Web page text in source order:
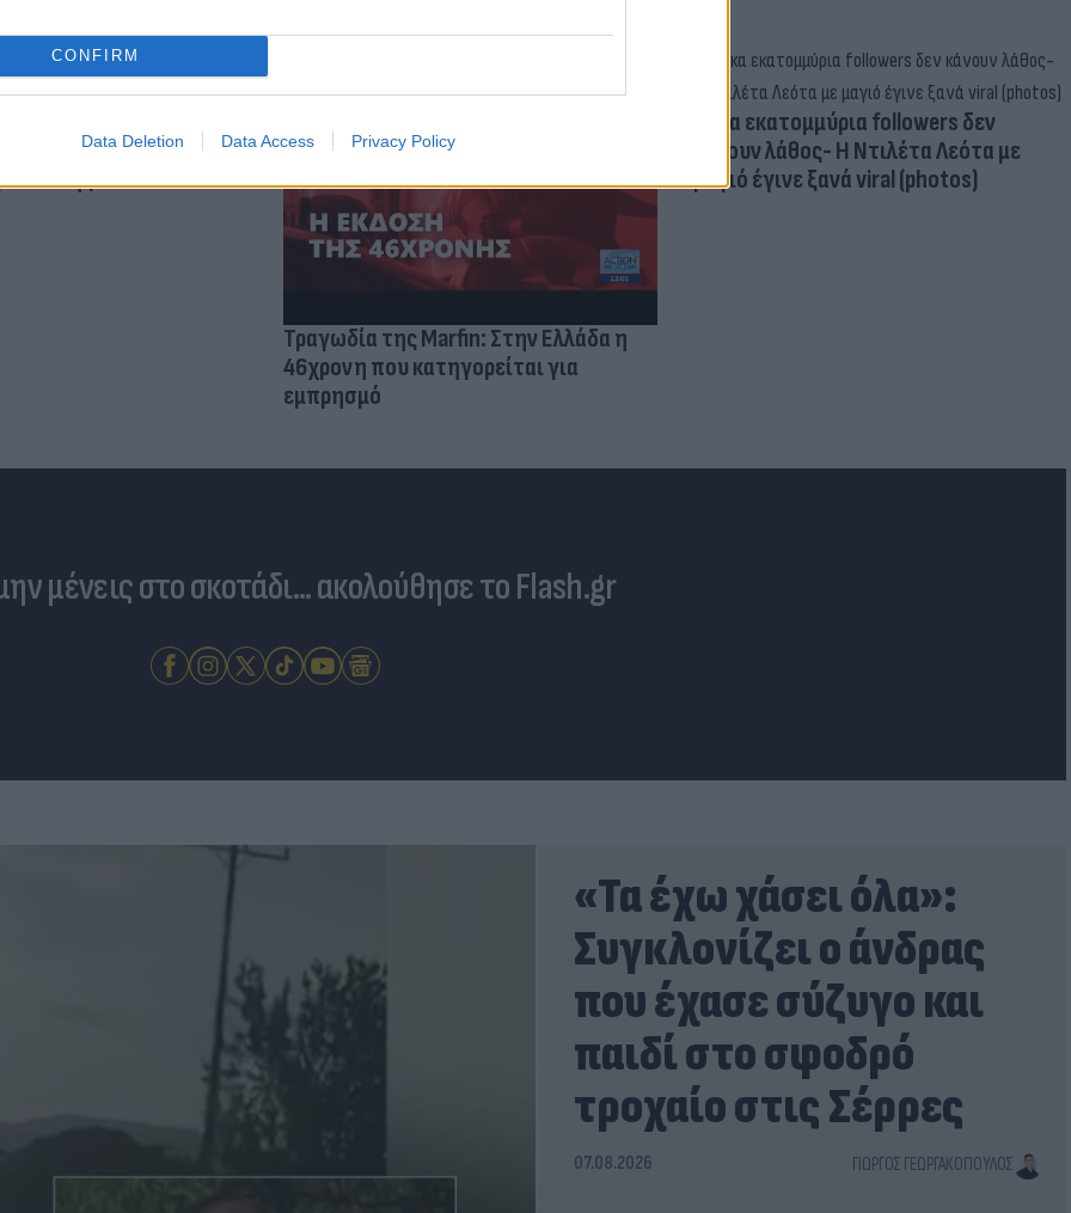
CONFIRM
Data Deletion Data Access Privacy Policy
κίνδυνος σοβαρής
κάκωσης
Τραγωδία της Marfin: Στην Ελλάδα η
46χρονη που κατηγορείται για
εμπρησμό
Δέκα εκατομμύρια followers δεν
κάνουν λάθος- Η Ντιλέτα Λεότα με
μαγιό έγινε ξανά viral (photos)
μένεις στο σκοτάδι... ακολούθησε το Flash.gr
«Τα έχω χάσει όλα»:
Συγκλονίζει ο άνδρας
που έχασε σύζυγο και
παιδί στο σφοδρό
τροχαίο στις Σέρρες
07.08.2026 ΓΙΏΡΓΟΣ ΓΕΩΡΓΑΚΌΠΟΥΛΟΣ